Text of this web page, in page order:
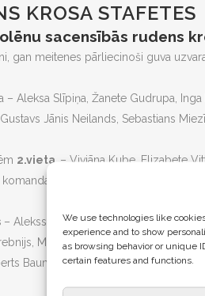
We use technologies like
experience and to show
as browsing behavior or unique
certain features and functions.
KROSA STAFETES
sacensībās rudens
gan meitenes pārliecinoši guva
– Aleksa Slīpiņa, Žanete Gudrupa, Inga
Jānis Neilands, Sebastians
2.vieta – Viviāna Kube, Elizabete
komandai – Viviāna Zariņa,
– Alekss Endzelis, Arno Fogelis, Marko
Mārtiņš Andersons, Toms
Baumanis, Gustavs Svilāns, Ralfs